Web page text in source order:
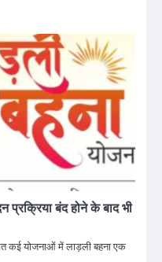
प्रक्रिया बंद होने के बाद भी
कई योजनाओं में लाड़ली बहना एक